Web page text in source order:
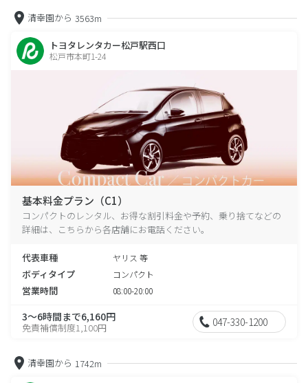
清幸園から 3563m
トヨタレンタカー松戸駅西口
松戸市本町1-24
基本料金プラン（C1）
コンパクトのレンタル、お得な割引料金や予約、乗り捨てなどの
詳細は、こちらから各店舗にお電話ください。
代表車種 ヤリス 等
ボディタイプ コンパクト
営業時間 08:00-20:00
3～6時間まで6,160円
免責補償制度1,100円 047-330-1200
清幸園から 1742m